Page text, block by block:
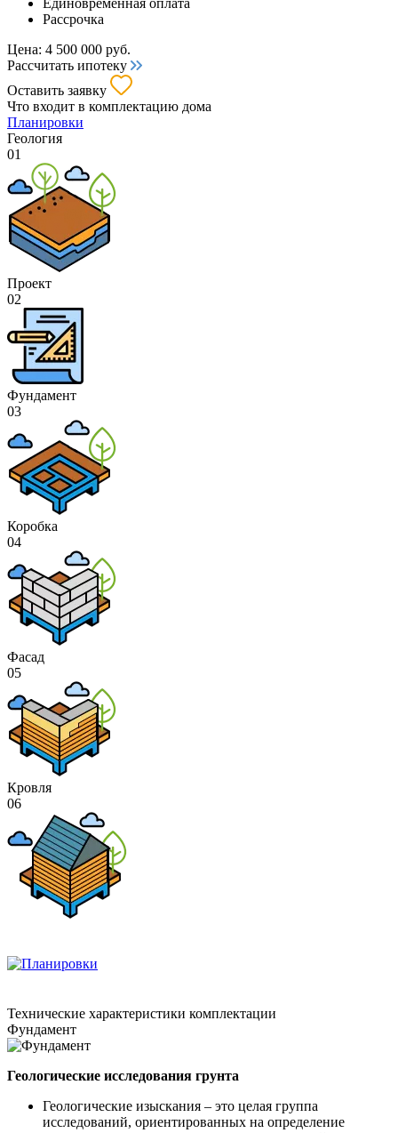
Единовременная оплата
Рассрочка
Цена: 4 500 000 руб.
Рассчитать ипотеку
Оставить заявку
Что входит в комплектацию дома
Планировки
Геология
01
Проект
02
Фундамент
03
Коробка
04
Фасад
05
Кровля
06
Технические характеристики комплектации
Фундамент
Геологические исследования грунта
Геологические изыскания – это целая группа
исследований, ориентированных на определение